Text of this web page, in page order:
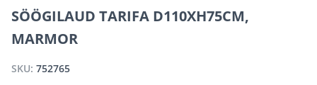
SÖÖGILAUD TARIFA D110XH75CM,
MARMOR
SKU: 752765